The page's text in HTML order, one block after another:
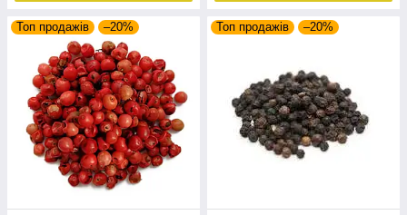
Топ продажів –20% Топ продажів –20%